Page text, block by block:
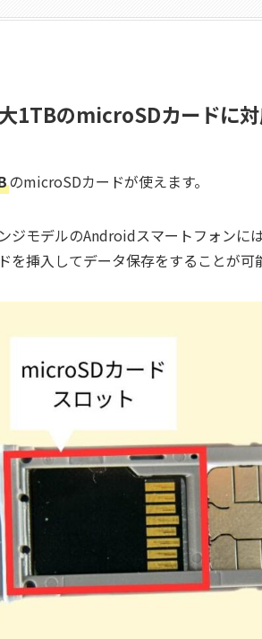
1TBのmicroSDカードに
のmicroSDカードが使えます。
ジモデルのAndroidスマートフォンに
挿入してデータ保存をすることが可